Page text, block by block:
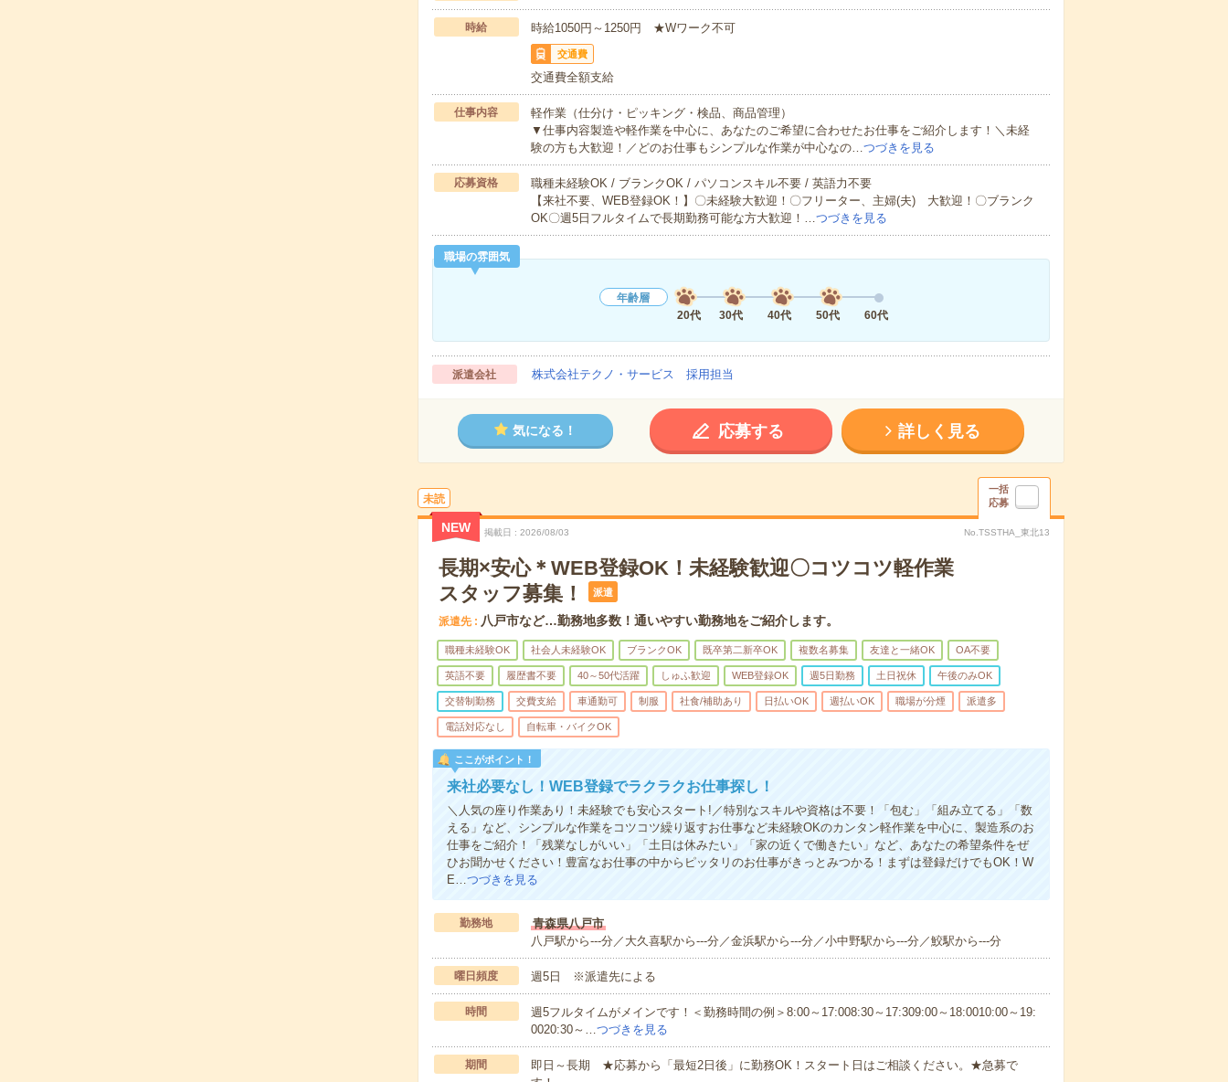
時給 時給1050円～1250円 ★Wワーク不可
交通費
交通費全額支給
仕事内容
軽作業（仕分け・ピッキング・検品、商品管理）
▼仕事内容製造や軽作業を中心に、あなたのご希望に合わせたお仕事をご紹介します！＼未経
験の方も大歓迎！／どのお仕事もシンプルな作業が中心なの… つづきを見る
応募資格
職種未経験OK / ブランクOK / パソコンスキル不要 / 英語力不要
【来社不要、WEB登録OK！】〇未経験大歓迎！〇フリーター、主婦(夫) 大歓迎！〇ブランク
OK〇週5日フルタイムで長期勤務可能な方大歓迎！… つづきを見る
職場の雰囲気
年齢層
20代
30代 40代 50代 60代
派遣会社 株式会社テクノ・サービス 採用担当
気になる！ 応募する 詳しく見る
未読
一括
応募
NEW 掲載日 2026/08/03 No.TSSTHA_東北13
長期×安心＊WEB登録OK！未経験歓迎〇コツコツ軽作業
スタッフ募集！
派遣
派遣先 八戸市など…勤務地多数！通いやすい勤務地をご紹介します。
職種未経験OK 社会人未経験OK ブランクOK 既卒第二新卒OK 複数名募集 友達と一緒OK OA不要
英語不要 履歴書不要 40～50代活躍 しゅふ歓迎 WEB登録OK 週5日勤務 土日祝休 午後のみOK
交替制勤務 交費支給 車通勤可 制服 社食/補助あり 日払いOK 週払いOK 職場が分煙 派遣多
電話対応なし 自転車・バイクOK
ここがポイント！
来社必要なし！WEB登録でラクラクお仕事探し！
＼人気の座り作業あり！未経験でも安心スタート!／特別なスキルや資格は不要！「包む」「組み立てる」「数
える」など、シンプルな作業をコツコツ繰り返すお仕事など未経験OKのカンタン軽作業を中心に、製造系のお
仕事をご紹介！「残業なしがいい」「土日は休みたい」「家の近くで働きたい」など、あなたの希望条件をぜ
ひお聞かせください！豊富なお仕事の中からピッタリのお仕事がきっとみつかる！まずは登録だけでもOK！W
E…つづきを見る
勤務地
青森県八戸市
八戸駅から---分／大久喜駅から---分／金浜駅から---分／小中野駅から---分／鮫駅から---分
曜日頻度 週5日 ※派遣先による
時間
週5フルタイムがメインです！＜勤務時間の例＞8:00～17:008:30～17:309:00～18:0010:00～19:
0020:30～…つづきを見る
期間
即日～長期 ★応募から「最短2日後」に勤務OK！スタート日はご相談ください。★急募で